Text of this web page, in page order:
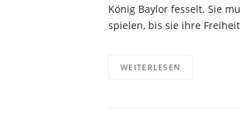
König Baylor fesselt. Sie
spielen, bis sie ihre
WEITERLESEN